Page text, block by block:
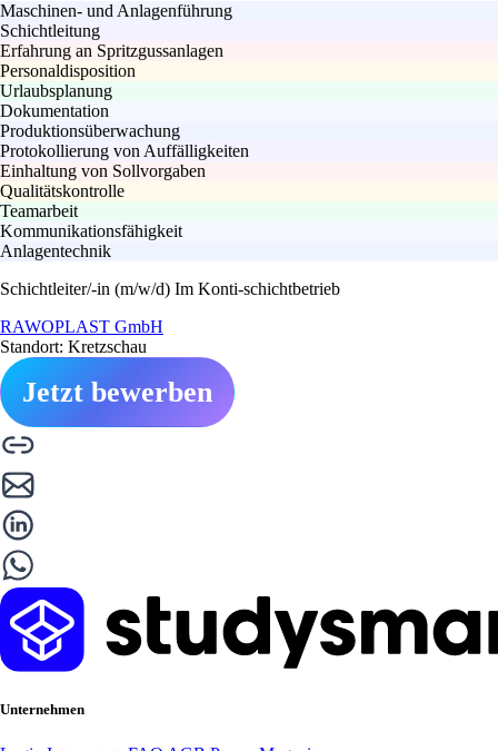
Maschinen- und Anlagenführung
Schichtleitung
Erfahrung an Spritzgussanlagen
Personaldisposition
Urlaubsplanung
Dokumentation
Produktionsüberwachung
Protokollierung von Auffälligkeiten
Einhaltung von Sollvorgaben
Qualitätskontrolle
Teamarbeit
Kommunikationsfähigkeit
Anlagentechnik
Schichtleiter/-in (m/w/d) Im Konti-schichtbetrieb
RAWOPLAST GmbH
Standort: Kretzschau
Jetzt bewerben
Unternehmen